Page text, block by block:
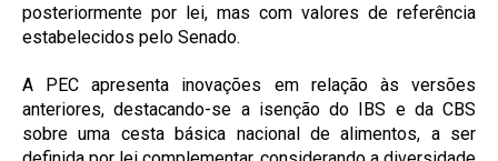
posteriormente por lei, mas com valores de referência
estabelecidos pelo Senado.
A PEC apresenta inovações em relação às versões
anteriores, destacando-se a isenção do IBS e da CBS
sobre uma cesta básica nacional de alimentos, a ser